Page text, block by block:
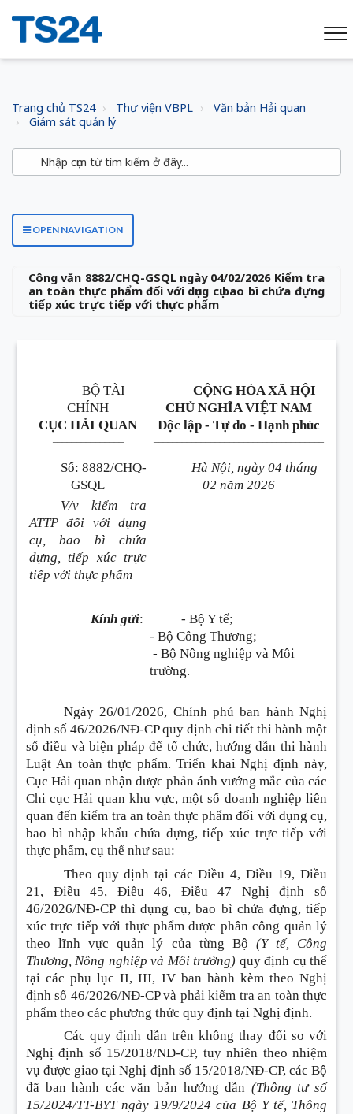
Trang chủ TS24 Thư viện VBPL
Văn bản Hải quan
Giám sát quản lý
OPEN NAVIGATION
Công văn 8882/CHQ-GSQL ngày 04/02/2026 Kiểm tra
an toàn thực phẩm đối với dụng cụ bao bì chứa đựng
tiếp xúc trực tiếp với thực phẩm
BỘ TÀI
CHÍNH
CỤC HẢI QUAN
CỘNG HÒA XÃ HỘI
CHỦ NGHĨA VIỆT NAM
Độc lập - Tự do - Hạnh phúc
Số: 8882/CHQ-
GSQL
V/v kiểm tra
ATTP đối với dụng
cụ, bao bì chứa
dựng, tiếp xúc trực
tiếp với thực phẩm
Hà Nội, ngày 04 tháng
02 năm 2026
Kính gửi:
- Bộ Y tế;
- Bộ Công Thương;
- Bộ Nông nghiệp và Môi
trường.
Ngày 26/01/2026, Chính phủ ban hành Nghị
định số 46/2026/NĐ-CP quy định chi tiết thi hành một
số điều và biện pháp để tổ chức, hướng dẫn thi hành
Luật An toàn thực phẩm. Triển khai Nghị định này,
Cục Hải quan nhận được phản ánh vướng mắc của các
Chi cục Hải quan khu vực, một số doanh nghiệp liên
quan đến kiểm tra an toàn thực phẩm đối với dụng cụ,
bao bì nhập khẩu chứa đựng, tiếp xúc trực tiếp với
thực phẩm, cụ thể như sau:
Theo quy định tại các Điều 4, Điều 19, Điều
21, Điều 45, Điều 46, Điều 47 Nghị định số
46/2026/NĐ-CP thì dụng cụ, bao bì chứa đựng, tiếp
xúc trực tiếp với thực phẩm được phân công quản lý
theo lĩnh vực quản lý của từng Bộ (Y tế, Công
Thương, Nông nghiệp và Môi trường) quy định cụ thể
tại các phụ lục II, III, IV ban hành kèm theo Nghị
định số 46/2026/NĐ-CP và phải kiểm tra an toàn thực
phẩm theo các phương thức quy định tại Nghị định.
Các quy định dẫn trên không thay đổi so với
Nghị định số 15/2018/NĐ-CP, tuy nhiên theo nhiệm
vụ được giao tại Nghị định số 15/2018/NĐ-CP, các Bộ
đã ban hành các văn bản hướng dẫn (Thông tư số
15/2024/TT-BYT ngày 19/9/2024 của Bộ Y tế, Thông